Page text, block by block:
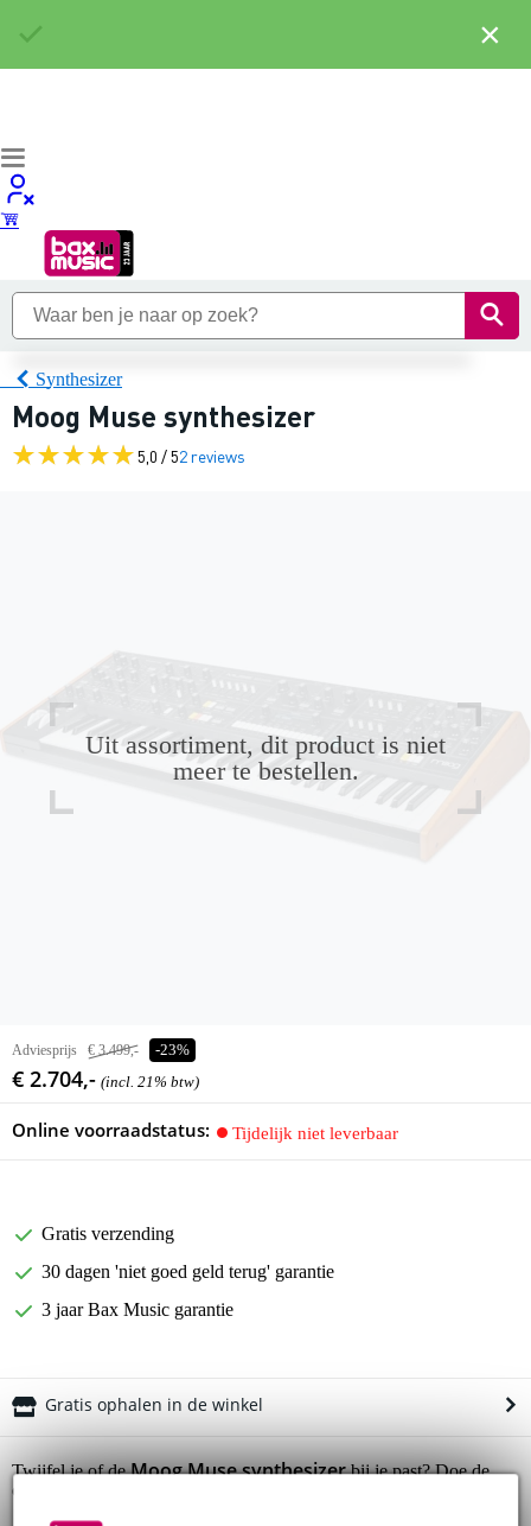
Synthesizer
Moog Muse synthesizer
5,0 / 52 reviews
Uit assortiment, dit product is niet
meer te bestellen.
Adviesprijs € 3.499,- -23%
€ 2.704,- (incl. 21% btw)
Online voorraadstatus: Tijdelijk niet leverbaar
Gratis verzending
30 dagen 'niet goed geld terug' garantie
3 jaar Bax Music garantie
Gratis ophalen in de winkel
Twijfel je of deMoog Muse synthesizerbij je past? Doe de
check.
×